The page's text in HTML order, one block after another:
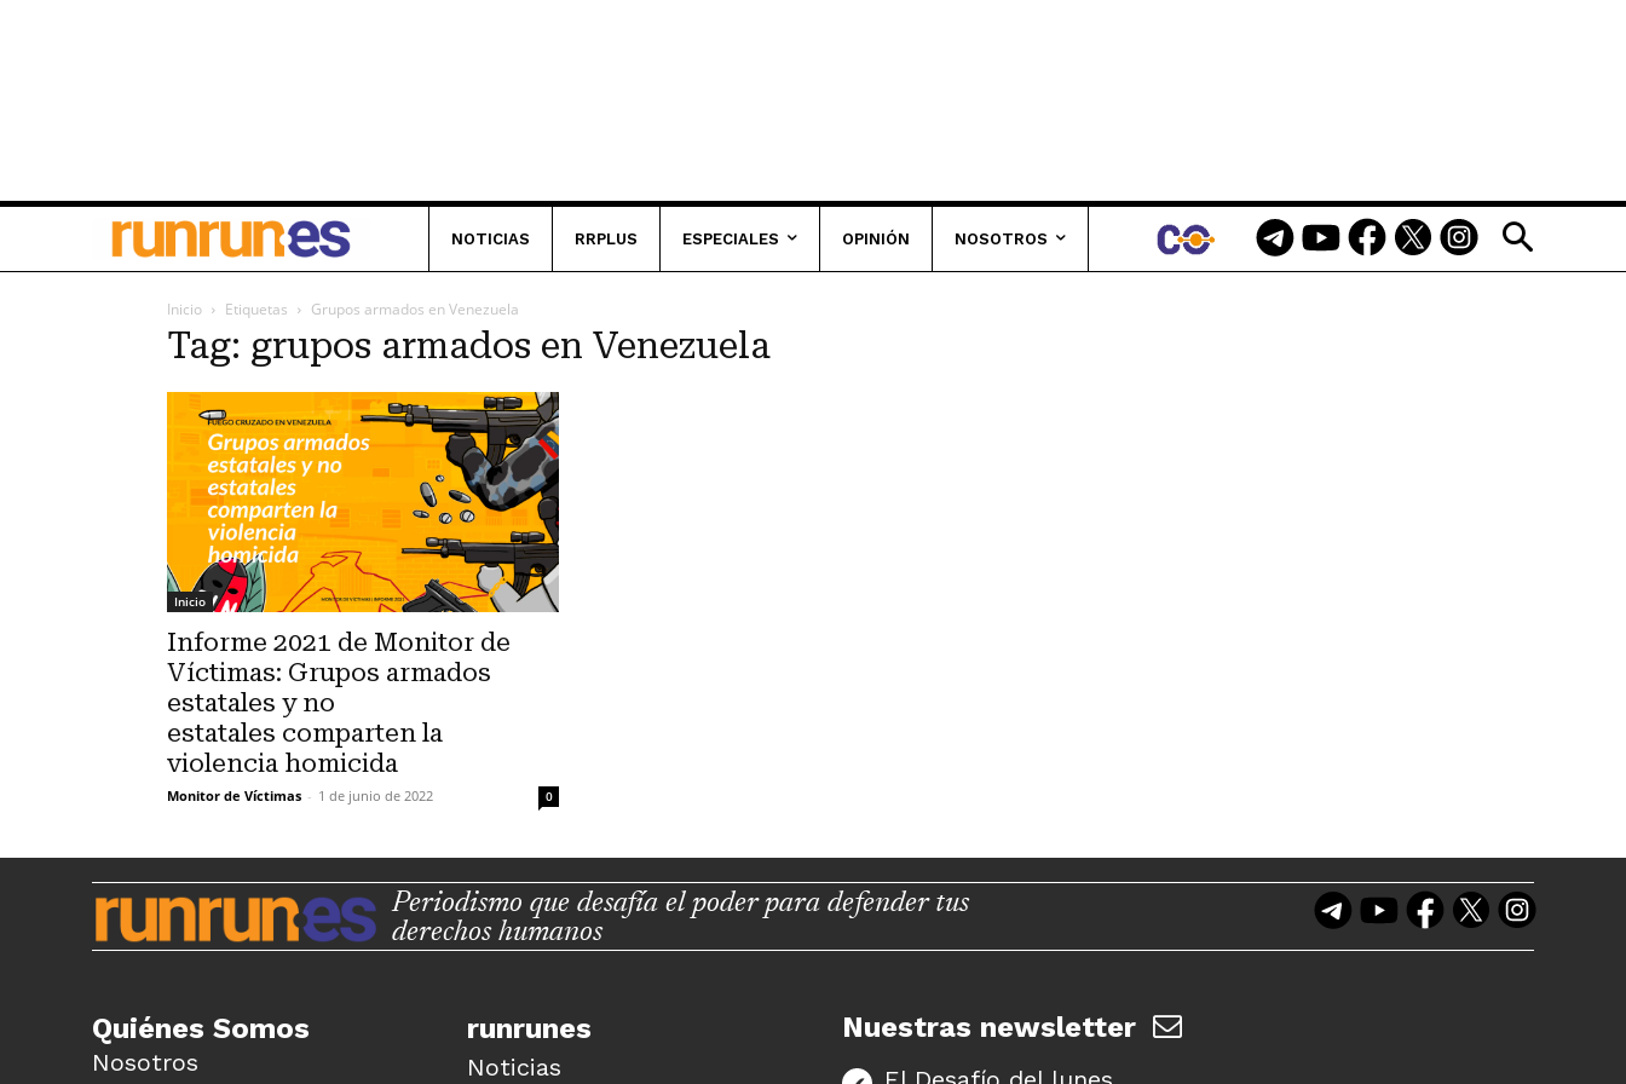
NOTICIAS RRPLUS ESPECIALES OPINIÓN NOSOTROS
Inicio Etiquetas Grupos armados en Venezuela
Tag: grupos armados en Venezuela
Inicio
Informe 2021 de Monitor de
Víctimas: Grupos armados
estatales y no
estatales comparten la
violencia homicida
Monitor de Víctimas - 1 de junio de 2022 0
Periodismo que desafía el poder para defender tus
derechos humanos
Quiénes Somos
Nosotros
runrunes
Noticias
Nuestras newsletter